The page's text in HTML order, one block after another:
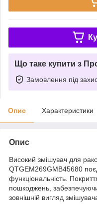
Що таке купити з
Замовлення під
Опис Характеристики
Опис
Високий змішувач для
QTGEM269GMB45680
функціональність.
пошкоджень, забезпечуючи
зовнішній вигляд